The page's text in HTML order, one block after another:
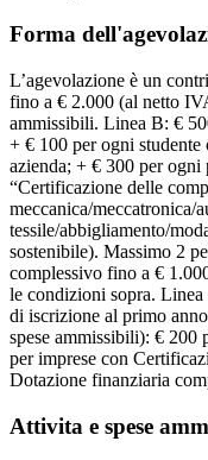
Forma
L’agevolazione è un
fino a € 2.000 (al netto
ammissibili. Linea B: €
+ € 100 per ogni
azienda; + € 300 per ogni
“Certificazione delle
meccanica/meccatronica/
tessile/abbigliamento/
sostenibile). Massimo 2
complessivo fino a €
le condizioni sopra.
di iscrizione al primo
spese ammissibili): € 200
per imprese con
Dotazione finanziaria
Attivita e spese